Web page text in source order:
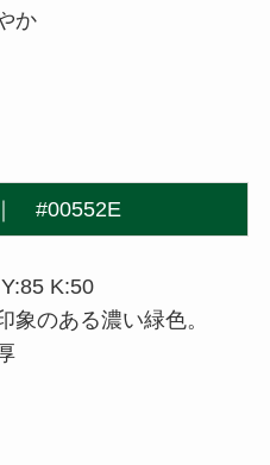
か
｜ #00552E
K:50
象のある濃い緑色。